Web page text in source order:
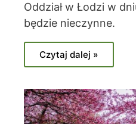
Oddział w Łodzi w
będzie nieczynne.
Czytaj dalej »